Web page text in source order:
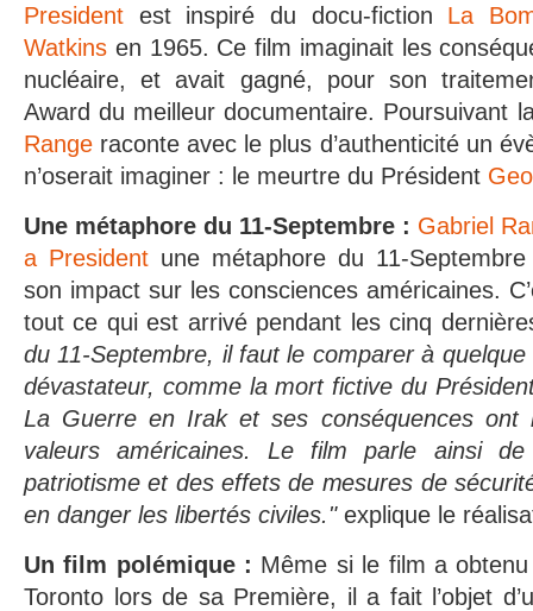
President est inspiré du docu-fiction La
Watkins en 1965. Ce film imaginait les
nucléaire, et avait gagné, pour son
Award du meilleur documentaire. Poursuivant
Range raconte avec le plus d’authenticité un
n’oserait imaginer : le meurtre du Président
Une métaphore du 11-Septembre : Gabriel
a President une métaphore du 11-
son impact sur les consciences américaines.
tout ce qui est arrivé pendant les cinq
du 11-Septembre, il faut le comparer à quelque
dévastateur, comme la mort fictive du
La Guerre en Irak et ses conséquences ont
valeurs américaines. Le film parle ainsi
patriotisme et des effets de mesures de
en danger les libertés civiles."explique le
Un film polémique : Même si le film a
Toronto lors de sa Première, il a fait l’objet